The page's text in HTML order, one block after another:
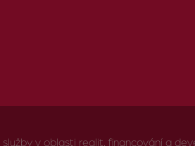
v oblasti realit, financování a